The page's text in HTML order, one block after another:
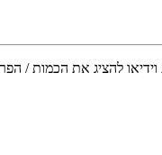
להציג את הכמות